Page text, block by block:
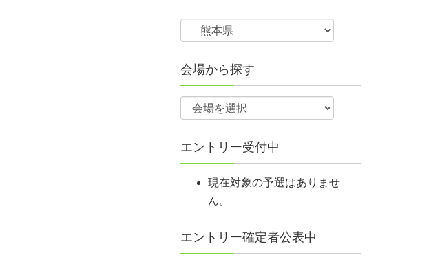
会場から探す
エントリー受付中
現在対象の予選はありませ
ん。
エントリー確定者公表中